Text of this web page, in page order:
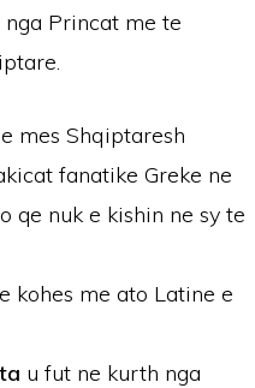
Princat me te
mes Shqiptaresh
fanatike Greke ne
qe nuk e kishin ne sy te
kohes me ato Latine e
u fut ne kurth nga